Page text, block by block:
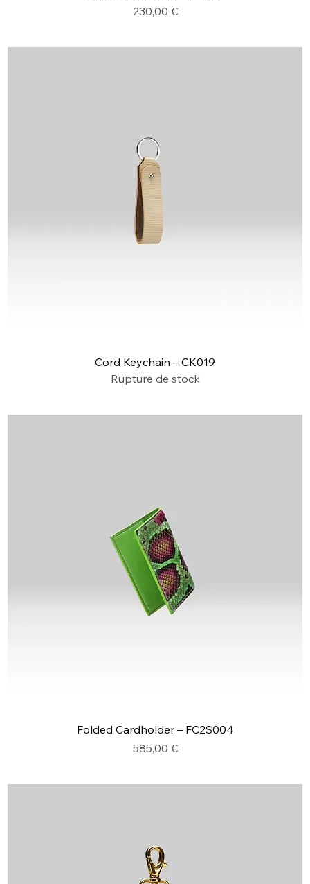
Prix
230,00 €
Cord Keychain – CK019
Rupture de stock
Folded Cardholder – FC2S004
Prix
585,00 €